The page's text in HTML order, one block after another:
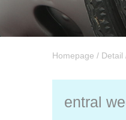
Homepage / Detail
entral